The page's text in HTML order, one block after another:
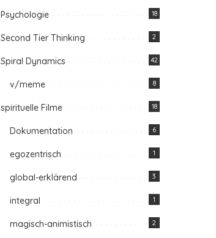
Psychologie 18
Second Tier Thinking 2
Spiral Dynamics 42
v/meme 8
spirituelle Filme 18
Dokumentation 6
egozentrisch 1
global-erklärend 3
integral 1
magisch-animistisch 2